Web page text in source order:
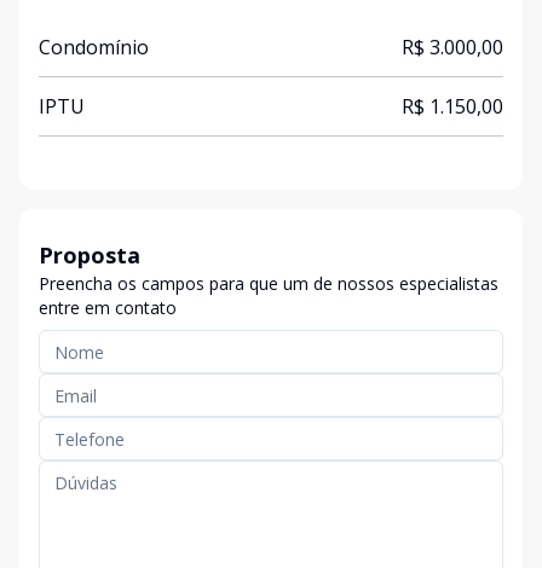
Condomínio R$ 3.000,00
IPTU R$ 1.150,00
Proposta
Preencha os campos para que um de nossos especialistas
entre em contato